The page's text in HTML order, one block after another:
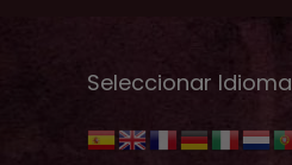
Seleccionar Idioma